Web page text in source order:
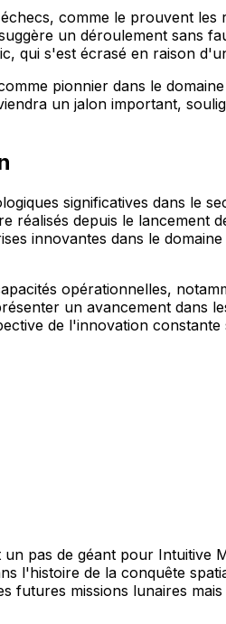
comme le prouvent
un déroulement sans
qui s'est écrasé en raison
pionnier dans le
un jalon important,
significatives dans le
réalisés depuis le lancement
innovantes dans le
opérationnelles,
un avancement dans
de l'innovation
pas de géant pour
l'histoire de la conquête
missions lunaires